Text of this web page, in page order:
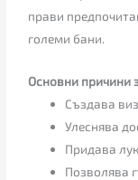
прави
големи бани.
Основни причини
Създава
Улеснява
Придава
Позволява